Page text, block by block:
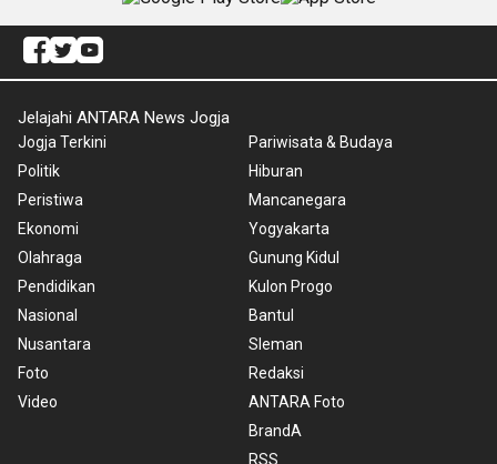
Jelajahi ANTARA News Jogja
Jogja Terkini
Politik
Peristiwa
Ekonomi
Olahraga
Pendidikan
Nasional
Nusantara
Foto
Video
Pariwisata & Budaya
Hiburan
Mancanegara
Yogyakarta
Gunung Kidul
Kulon Progo
Bantul
Sleman
Redaksi
ANTARA Foto
BrandA
RSS